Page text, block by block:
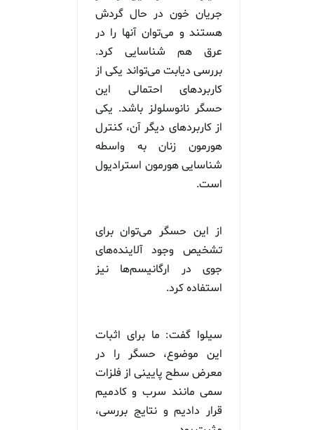
جریان خون در حال گردش
هستند و می‌توان آنها را در
عرق هم شناسایی کرد.
بررسی دیابت می‌تواند یکی از
کاربردهای احتمالی این
حسگر نانوسلولز باشد. یکی
از کاربردهای دیگر آن، کنترل
هورمون زنان به واسطه
شناسایی هورمون استرادیول
است.
از این حسگر می‌توان برای
تشخیص وجود آلاینده‌های
جوی در ارگانیسم‌ها نیز
استفاده کرد.
سیلوا گفت: ما برای اثبات
این موضوع، حسگر را در
معرض سطح پایینی از فلزات
سمی مانند سرب و کادمیم
قرار دادیم و نتایج بررسی،